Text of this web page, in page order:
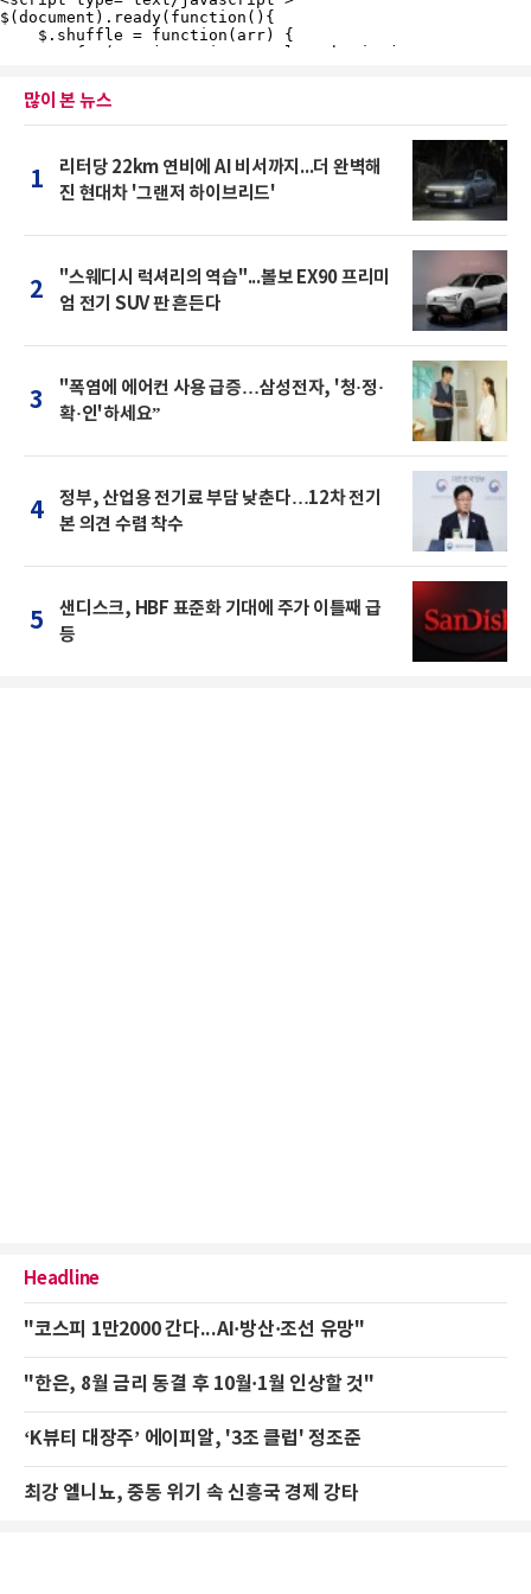
많이 본 뉴스
1
리터당 22km 연비에 AI 비서까지...더 완벽해
진 현대차 '그랜저 하이브리드'
2
"스웨디시 럭셔리의 역습"...볼보 EX90 프리미
엄 전기 SUV 판 흔든다
3
"폭염에 에어컨 사용 급증…삼성전자, '청·정·
확·인'하세요”
4
정부, 산업용 전기료 부담 낮춘다…12차 전기
본 의견 수렴 착수
5
샌디스크, HBF 표준화 기대에 주가 이틀째 급
등
Headline
"코스피 1만2000 간다...AI·방산·조선 유망"
"한은, 8월 금리 동결 후 10월·1월 인상할 것"
‘K뷰티 대장주’ 에이피알, '3조 클럽' 정조준
최강 엘니뇨, 중동 위기 속 신흥국 경제 강타